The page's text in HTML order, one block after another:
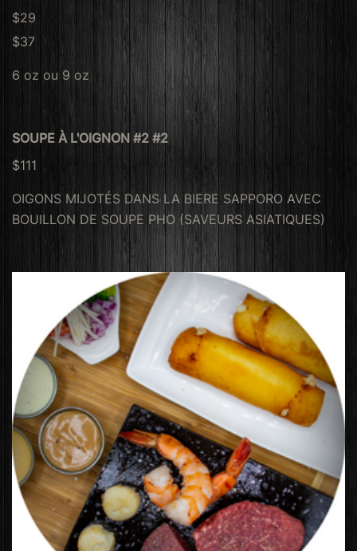
$29
$37
6 oz ou 9 oz
SOUPE À L'OIGNON #2 #2
$111
OIGONS MIJOTÉS DANS LA BIERE SAPPORO AVEC
BOUILLON DE SOUPE PHO (SAVEURS ASIATIQUES)